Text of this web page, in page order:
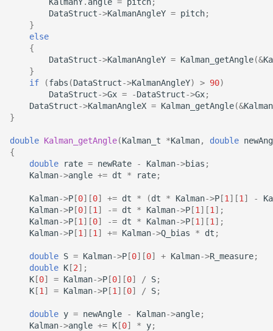
DataStruct->KalmanAngleY = pitch;
}
else
{
DataStruct->KalmanAngleY = Kalman_getAngle(&
}
if
(fabs (DataStruct->KalmanAngleY) > 90)
DataStruct->Gx = -DataStruct->Gx;
DataStruct->KalmanAngleX = Kalman_getAngle(&
}
double Kalman_getAngle(Kalman_t *Kalman, double
{
double
rate = newRate - Kalman->bias ;
Kalman->angle += dt * rate;
Kalman->P[0][0] += dt * (dt * Kalman->P[1 ][1 ] -
Kalman->P[0][1 ] -= dt * Kalman->P[1 ][1 ];
Kalman->P[1 ][0] -= dt * Kalman->P[1 ][1 ];
Kalman->P[1 ][1 ] += Kalman->Q_bias * dt ;
double S = Kalman->P[0][0] + Kalman->R_measure;
double K[2];
K[0] = Kalman->P[0][0] / S;
K[1 ] = Kalman->P[1 ][0] / S;
double y = newAngle - Kalman->angle;
Kalman->angle += K[0] * y;